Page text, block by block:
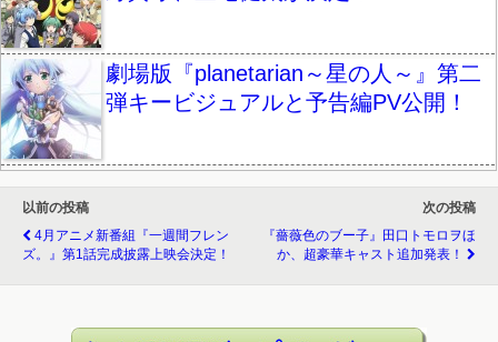
劇場版『planetarian～星の人～』第二
弾キービジュアルと予告編PV公開！
以前の投稿
4月アニメ新番組『一週間フレン
ズ。』第1話完成披露上映会決定！
次の投稿
『薔薇色のブー子』田口トモロヲほ
か、超豪華キャスト追加発表！